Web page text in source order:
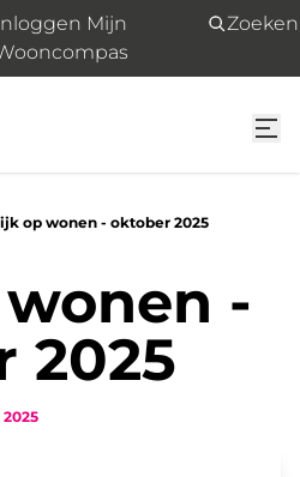
Mijn
Zoeken
op wonen - oktober 2025
-
2025
2025